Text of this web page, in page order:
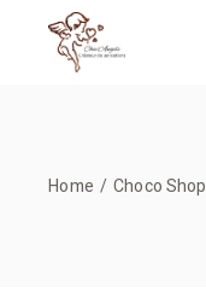
Home Choco Shop